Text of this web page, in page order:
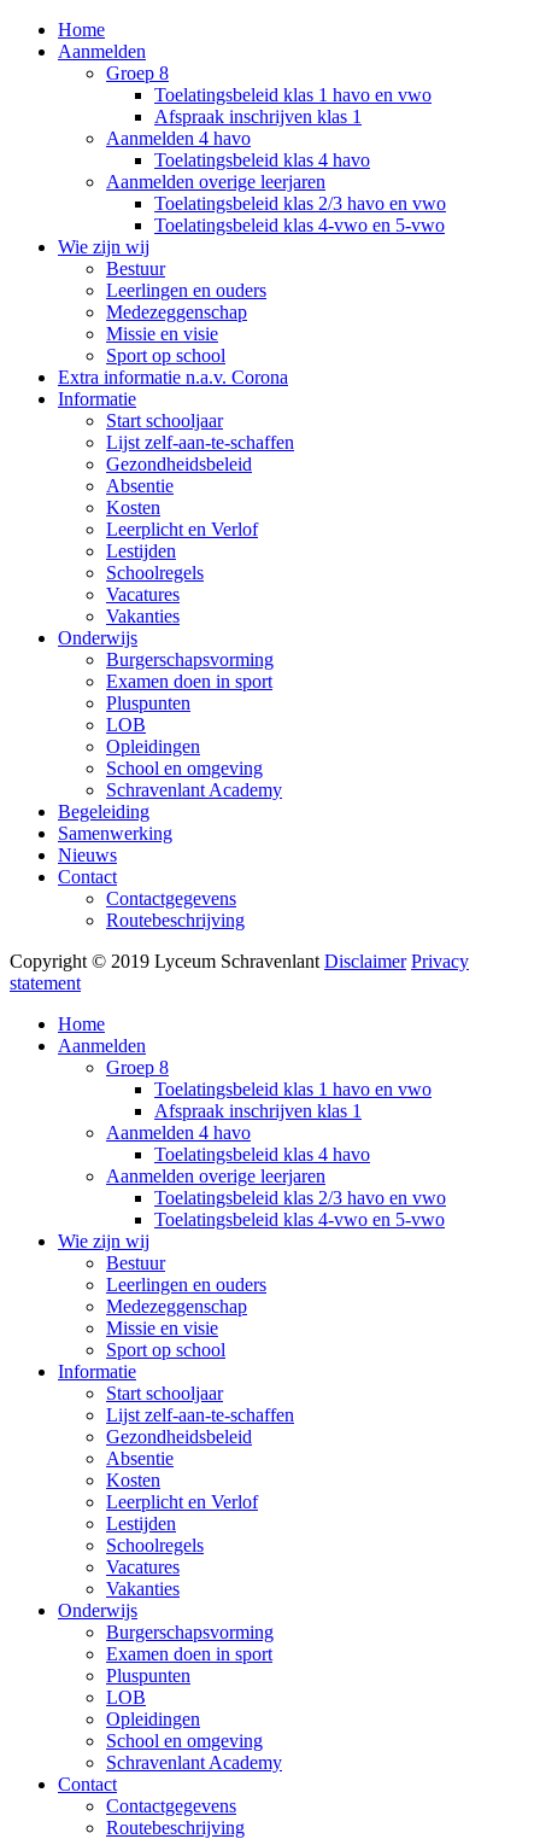
Home
Aanmelden
Groep 8
Toelatingsbeleid klas 1 havo en vwo
Afspraak inschrijven klas 1
Aanmelden 4 havo
Toelatingsbeleid klas 4 havo
Aanmelden overige leerjaren
Toelatingsbeleid klas 2/3 havo en vwo
Toelatingsbeleid klas 4-vwo en 5-vwo
Wie zijn wij
Bestuur
Leerlingen en ouders
Medezeggenschap
Missie en visie
Sport op school
Extra informatie n.a.v. Corona
Informatie
Start schooljaar
Lijst zelf-aan-te-schaffen
Gezondheidsbeleid
Absentie
Kosten
Leerplicht en Verlof
Lestijden
Schoolregels
Vacatures
Vakanties
Onderwijs
Burgerschapsvorming
Examen doen in sport
Pluspunten
LOB
Opleidingen
School en omgeving
Schravenlant Academy
Begeleiding
Samenwerking
Nieuws
Contact
Contactgegevens
Routebeschrijving
Copyright © 2019 Lyceum Schravenlant Disclaimer Privacy
statement
Home
Aanmelden
Groep 8
Toelatingsbeleid klas 1 havo en vwo
Afspraak inschrijven klas 1
Aanmelden 4 havo
Toelatingsbeleid klas 4 havo
Aanmelden overige leerjaren
Toelatingsbeleid klas 2/3 havo en vwo
Toelatingsbeleid klas 4-vwo en 5-vwo
Wie zijn wij
Bestuur
Leerlingen en ouders
Medezeggenschap
Missie en visie
Sport op school
Informatie
Start schooljaar
Lijst zelf-aan-te-schaffen
Gezondheidsbeleid
Absentie
Kosten
Leerplicht en Verlof
Lestijden
Schoolregels
Vacatures
Vakanties
Onderwijs
Burgerschapsvorming
Examen doen in sport
Pluspunten
LOB
Opleidingen
School en omgeving
Schravenlant Academy
Contact
Contactgegevens
Routebeschrijving